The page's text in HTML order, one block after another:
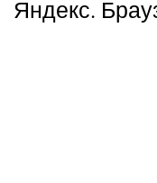
Яндекс.